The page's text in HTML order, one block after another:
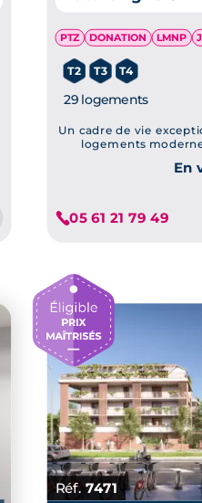
Je
PTZ DONATION LMNP
T2 T3 T4
29 logements
Un cadre de vie
logements
terrasses
05 61 21 79 49
Réf. 7471